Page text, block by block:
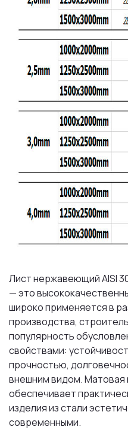
Лист нержавеющий AISI
— это
широко применяется в
производства,
популярность
свойствами:
прочностью,
внешним видом. Матовая
обеспечивает
изделия из стали
современными.